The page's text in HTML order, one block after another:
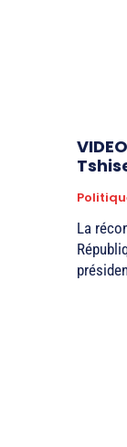
La